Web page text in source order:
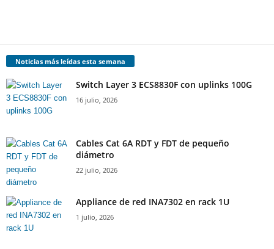
Noticias más leídas esta semana
Switch Layer 3 ECS8830F con uplinks 100G
16 julio, 2026
Cables Cat 6A RDT y FDT de pequeño
diámetro
22 julio, 2026
Appliance de red INA7302 en rack 1U
1 julio, 2026